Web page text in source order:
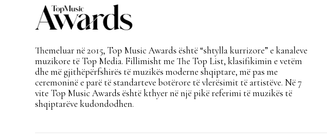
Themeluar në 2015, Top Music Awards është “shtylla kurrizore” e kanaleve
muzikore të Top Media. Fillimisht me The Top List, klasifikimin e vetëm
dhe më gjithëpërfshirës të muzikës moderne shqiptare, më pas me
ceremoninë e parë të standarteve botërore të vlerësimit të artistëve. Në 7
vite Top Music Awards është kthyer në një pikë referimi të muzikës të
shqiptarëve kudondodhen.